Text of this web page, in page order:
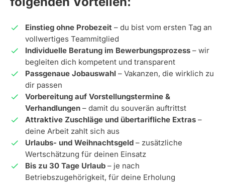
Einstieg ohne Probezeit – du bist vom ersten Tag an
vollwertiges Teammitglied
Individuelle Beratung im Bewerbungsprozess – wir
begleiten dich kompetent und transparent
Passgenaue Jobauswahl – Vakanzen, die wirklich zu
dir passen
Vorbereitung auf Vorstellungstermine &
Verhandlungen – damit du souverän auftrittst
Attraktive Zuschläge und übertarifliche Extras –
deine Arbeit zahlt sich aus
Urlaubs- und Weihnachtsgeld – zusätzliche
Wertschätzung für deinen Einsatz
Bis zu 30 Tage Urlaub – je nach
Betriebszugehörigkeit, für deine Erholung